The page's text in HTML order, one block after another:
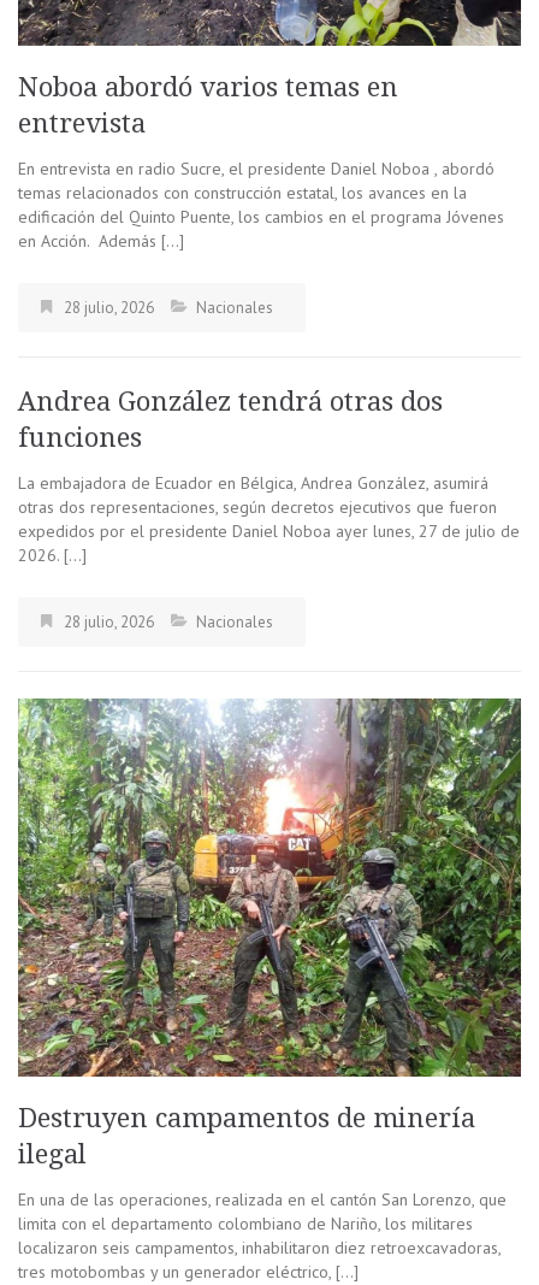
Noboa abordó varios temas en
entrevista
En entrevista en radio Sucre, el presidente Daniel Noboa , abordó
temas relacionados con construcción estatal, los avances en la
edificación del Quinto Puente, los cambios en el programa Jóvenes
en Acción. Además […]
28 julio, 2026 Nacionales
Andrea González tendrá otras dos
funciones
La embajadora de Ecuador en Bélgica, Andrea González, asumirá
otras dos representaciones, según decretos ejecutivos que fueron
expedidos por el presidente Daniel Noboa ayer lunes, 27 de julio de
2026. […]
28 julio, 2026 Nacionales
Destruyen campamentos de minería
ilegal
En una de las operaciones, realizada en el cantón San Lorenzo, que
limita con el departamento colombiano de Nariño, los militares
localizaron seis campamentos, inhabilitaron diez retroexcavadoras,
tres motobombas y un generador eléctrico, […]